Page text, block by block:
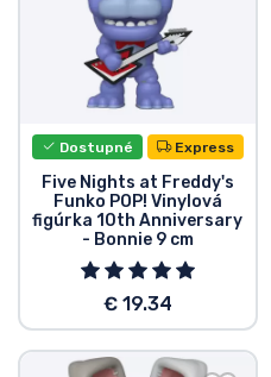
Dostupné Express
Five Nights at Freddy's
Funko POP! Vinylová
figúrka 10th Anniversary
- Bonnie 9 cm
€ 19.34